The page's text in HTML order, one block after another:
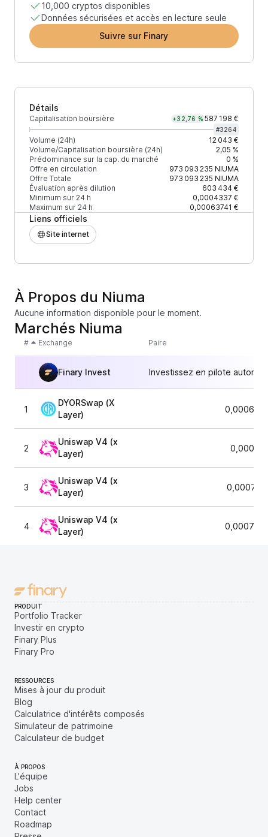
10,000 cryptos disponibles
Données sécurisées et accès en lecture seule
Suivre sur Finary
Détails
Capitalisation boursière +32,76 % 587 198 €
#3264
Volume (24h)
12 043 €
Volume/Capitalisation boursière (24h)
2,05 %
Prédominance sur la cap. du marché
0 %
Offre en circulation
973 093 235 NIUMA
Offre Totale
973 093 235 NIUMA
Évaluation après dilution
603 434 €
Minimum sur 24 h
0,0004337 €
Maximum sur 24 h
0,00063741 €
Liens officiels
Site internet
À Propos du Niuma
Aucune information disponible pour le moment.
Marchés Niuma
# Exchange Paire
Finary Invest Investissez en pilote
1
DYORSwap (X
Layer)
2
Uniswap V4 (x
Layer)
3
Uniswap V4 (x
Layer)
4
Uniswap V4 (x
Layer)
PRODUIT
Portfolio Tracker
Investir en crypto
Finary Plus
Finary Pro
RESSOURCES
Mises à jour du produit
Blog
Calculatrice d'intérêts composés
Simulateur de patrimoine
Calculateur de budget
À PROPOS
L'équipe
Jobs
Help center
Contact
Roadmap